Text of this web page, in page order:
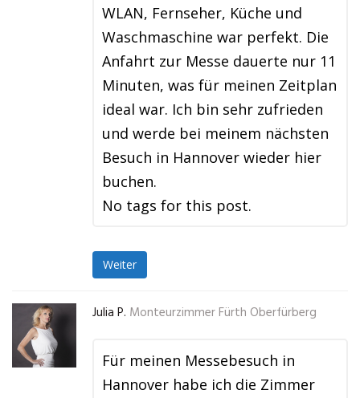
WLAN, Fernseher, Küche und
Waschmaschine war perfekt. Die
Anfahrt zur Messe dauerte nur 11
Minuten, was für meinen Zeitplan
ideal war. Ich bin sehr zufrieden
und werde bei meinem nächsten
Besuch in Hannover wieder hier
buchen.
No tags for this post.
Weiter
Julia P. Monteurzimmer Fürth Oberfürberg
Für meinen Messebesuch in
Hannover habe ich die Zimmer